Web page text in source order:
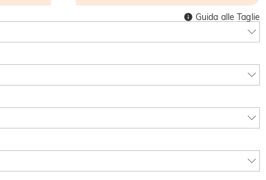
Guida alle Taglie